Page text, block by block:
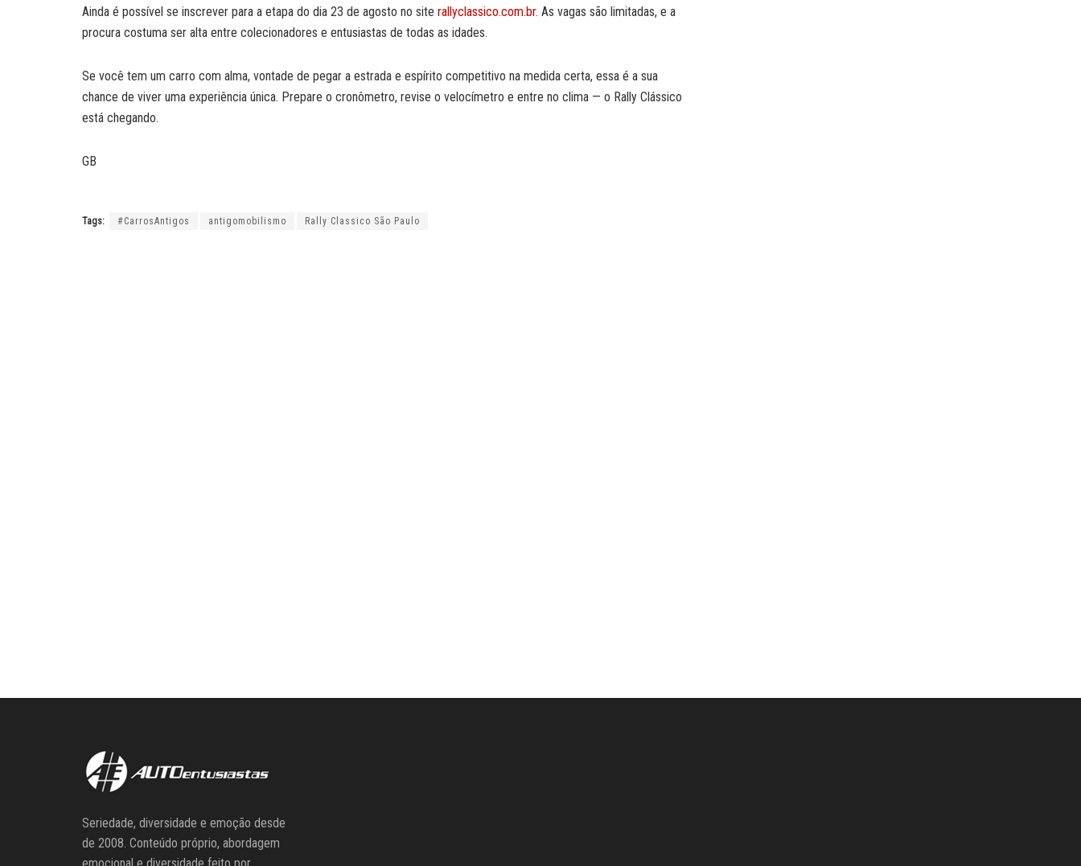
Ainda é possível se inscrever para a etapa do dia 23 de agosto no site rallyclassico.com.br. As vagas são limitadas, e a
procura costuma ser alta entre colecionadores e entusiastas de todas as idades.
Se você tem um carro com alma, vontade de pegar a estrada e espírito competitivo na medida certa, essa é a sua
chance de viver uma experiência única. Prepare o cronômetro, revise o velocímetro e entre no clima — o Rally Clássico
está chegando.
GB
Tags: #CarrosAntigos antigomobilismo Rally Classico São Paulo
Seriedade, diversidade e emoção desde
de 2008. Conteúdo próprio, abordagem